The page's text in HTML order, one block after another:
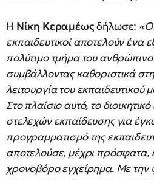
Η Νίκη Κεραμέωςδήλωσε:
εκπαιδευτικοί αποτελούν ένα
πολύτιμο τμήμα του
συμβάλλοντας καθοριστικά
λειτουργία του εκπαιδευτικού
Στο πλαίσιο αυτό, το
στελεχών εκπαίδευσης για
προγραμματισμό της
αποτελούσε, μέχρι πρόσφατα,
χρονοβόρο εγχείρημα. Με